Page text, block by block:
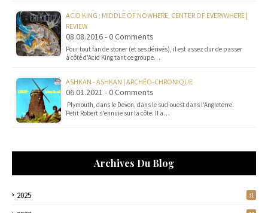
ACID KING : MIDDLE OF NOWHERE, CENTER OF EVERYWHERE |
REVIEW
08.08.2016 - 0 Comments
Pour tout fan de stoner (et ses dérivés), il est assez dur de passer
à côté d'Acid King tant ce groupe…
ASHKAN - ASHKAN | ARCHÉO-CHRONIQUE
06.01.2021 - 0 Comments
Plymouth, dans le Devon, dans le sud-ouest dans l'Angleterre.
Petit Robert s'ennuie sur la côte. Il a…
Archives Du Blog
2025 31